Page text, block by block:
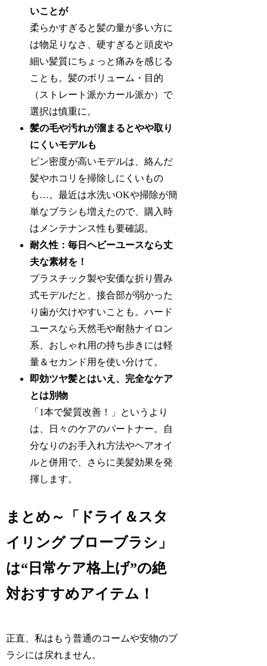
いことが
柔らかすぎると髪の量が多い方に
は物足りなさ、硬すぎると頭皮や
細い髪質にちょっと痛みを感じる
ことも。髪のボリューム・目的
（ストレート派かカール派か）で
選択は慎重に。
髪の毛や汚れが溜まるとやや取り
にくいモデルも
ピン密度が高いモデルは、絡んだ
髪やホコリを掃除しにくいもの
も…。最近は水洗いOKや掃除が簡
単なブラシも増えたので、購入時
はメンテナンス性も要確認。
耐久性：毎日ヘビーユースなら丈
夫な素材を！
プラスチック製や安価な折り畳み
式モデルだと、接合部が弱かった
り歯が欠けやすいことも。ハード
ユースなら天然毛や耐熱ナイロン
系、おしゃれ用の持ち歩きには軽
量＆セカンド用を使い分けて。
即効ツヤ髪とはいえ、完全なケア
とは別物
「1本で髪質改善！」というより
は、日々のケアのパートナー。自
分なりのお手入れ方法やヘアオイ
ルと併用で、さらに美髪効果を発
揮します。
まとめ～「ドライ＆スタ
イリング ブローブラシ」
は“日常ケア格上げ”の絶
対おすすめアイテム！
正直、私はもう普通のコームや安物のブ
ラシには戻れません。